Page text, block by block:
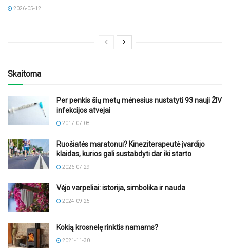
2026-05-12
Skaitoma
Per penkis šių metų mėnesius nustatyti 93 nauji ŽIV
infekcijos atvejai
2017-07-08
Ruošiatės maratonui? Kineziterapeutė įvardijo
klaidas, kurios gali sustabdyti dar iki starto
2026-07-29
Vėjo varpeliai: istorija, simbolika ir nauda
2024-09-25
Kokią krosnelę rinktis namams?
2021-11-30